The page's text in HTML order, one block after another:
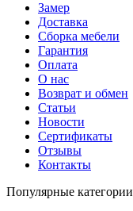
Замер
Доставка
Сборка мебели
Гарантия
Оплата
О нас
Возврат и обмен
Статьи
Новости
Сертификаты
Отзывы
Контакты
Популярные категории